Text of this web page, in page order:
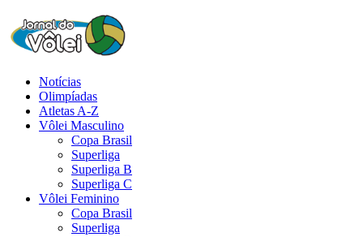
Notícias
Olimpíadas
Atletas A-Z
Vôlei Masculino
Copa Brasil
Superliga
Superliga B
Superliga C
Vôlei Feminino
Copa Brasil
Superliga